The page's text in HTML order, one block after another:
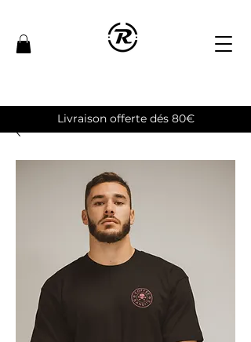
Livraison offerte dés 80€